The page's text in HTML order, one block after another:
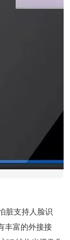
脏支持人脸识
丰富的外接接